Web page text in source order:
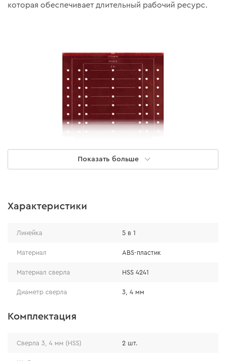
которая обеспечивает длительный рабочий ресурс.
шаблон для угловых ручек;
сверла 3, 4 мм (HSS).
Показать больше
Характеристики
Линейка 5 в 1
Материал ABS-пластик
Материал сверла HSS 4241
Диаметр сверла 3, 4 мм
Комплектация
Сверла 3, 4 мм (HSS) 2 шт.